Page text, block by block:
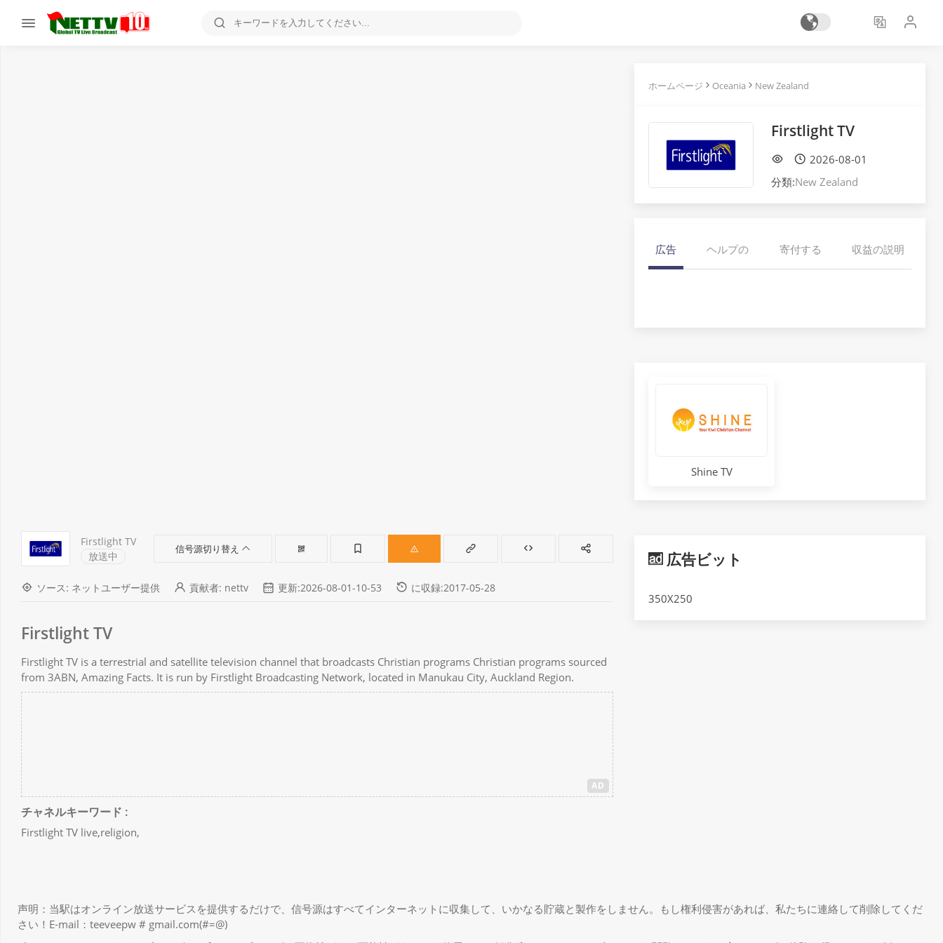
Firstlight TV
放送中
信号源切り替え
ソース: ネットユーザー提供 貢献者: nettv 更新:2026-08-01-10-53 に収録:2017-05-28
Firstlight TV
Firstlight TV is a terrestrial and satellite television channel that broadcasts Christian programs Christian programs sourced
from 3ABN, Amazing Facts. It is run by Firstlight Broadcasting Network, located in Manukau City, Auckland Region.
AD
チャネルキーワード :
Firstlight TV live,religion,
ホームページ Oceania New Zealand
Firstlight TV
2026-08-01
分類:New Zealand
広告 ヘルプの 寄付する 収益の説明
Shine TV
広告ビット
350X250
声明：当駅はオンライン放送サービスを提供するだけで、信号源はすべてインターネットに収集して、いかなる貯蔵と製作をしません。もし権利侵害があれば、私たちに連絡して削除してくだ
さい！E-mail：teeveepw # gmail.com(#=@)